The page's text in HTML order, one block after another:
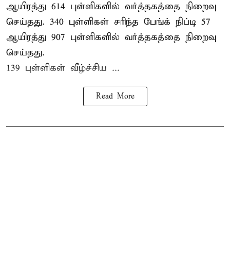
ஆயிரத்து 614 புள்ளிகளில் வர்த்தகத்தை நிறைவு
செய்தது. 340 புள்ளிகள் சரிந்த பேங்க் நிப்டி 57
ஆயிரத்து 907 புள்ளிகளில் வர்த்தகத்தை நிறைவு
செய்தது.
139 புள்ளிகள் வீழ்ச்சிய ...
Read More